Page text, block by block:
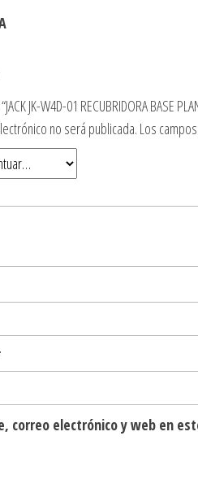
JK-W4D-01 RECUBRIDORA BASE
no será publicada. Los
correo electrónico y web en